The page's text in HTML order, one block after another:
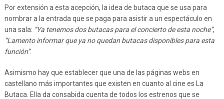
Por extensión a esta acepción, la idea de butaca que se usa para
nombrar a la entrada que se paga para asistir a un espectáculo en
una sala: “Ya tenemos dos butacas para el concierto de esta noche”,
“Lamento informar que ya no quedan butacas disponibles para esta
función”.
Asimismo hay que establecer que una de las páginas webs en
castellano más importantes que existen en cuanto al cine es La
Butaca. Ella da consabida cuenta de todos los estrenos que se